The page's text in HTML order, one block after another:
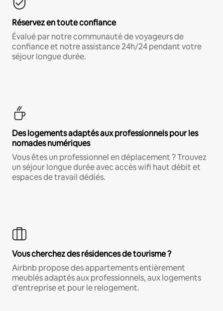
Réservez en toute confiance
Évalué par notre communauté de voyageurs de
confiance et notre assistance 24h/24 pendant votre
séjour longue durée.
Des logements adaptés aux professionnels pour les
nomades numériques
Vous êtes un professionnel en déplacement ? Trouvez
un séjour longue durée avec accès wifi haut débit et
espaces de travail dédiés.
Vous cherchez des résidences de tourisme ?
Airbnb propose des appartements entièrement
meublés adaptés aux professionnels, aux logements
d'entreprise et pour le relogement.